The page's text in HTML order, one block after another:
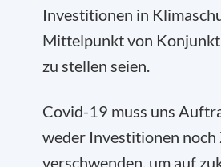
Investitionen in
Mittelpunkt von
zu stellen seien.
Covid-19 muss uns
weder Investitionen noch
verschwenden, um auf